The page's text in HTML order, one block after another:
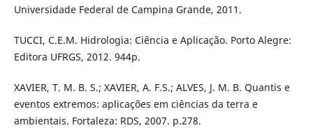
Universidade Federal de Campina Grande, 2011.
TUCCI, C.E.M. Hidrologia: Ciência e Aplicação. Porto Alegre:
Editora UFRGS, 2012. 944p.
XAVIER, T. M. B. S.; XAVIER, A. F.S.; ALVES, J. M. B. Quantis e
eventos extremos: aplicações em ciências da terra e
ambientais. Fortaleza: RDS, 2007. p.278.